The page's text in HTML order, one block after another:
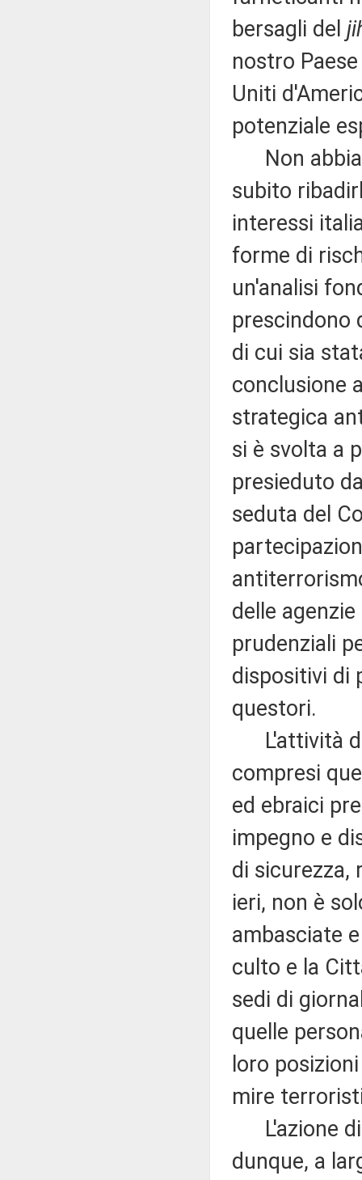
bersagli del
nostro
Uniti
potenziale
Non
subito
interessi
forme di
un'analisi
prescindono
di cui sia
conclusione
strategica
si è svolta a
presieduto
seduta del
delle
prudenziali
dispositivi di
questori.
L'attività di
compresi
ed ebraici
impegno e
di sicurezza,
ieri, non è
ambasciate
culto e la
sedi di
quelle
loro
mire
L'azione di
dunque, a